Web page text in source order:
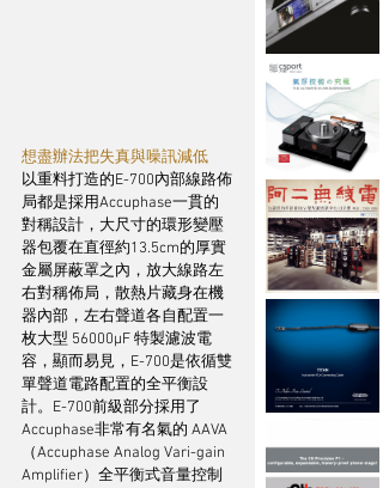
想盡辦法把失真與噪訊減低
以重料打造的E-700內部線路佈
局都是採用Accuphase一貫的
對稱設計，大尺寸的環形變壓
器包覆在直徑約13.5cm的厚實
金屬屏蔽罩之內，放大線路左
右對稱佈局，散熱片藏身在機
器內部，左右聲道各自配置一
枚大型 56000μF 特製濾波電
容，顯而易見，E-700是依循雙
單聲道電路配置的全平衡設
計。E-700前級部分採用了
Accuphase非常有名氣的 AAVA
（Accuphase Analog Vari-gain
Amplifier）全平衡式音量控制